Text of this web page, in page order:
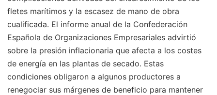
fletes marítimos y la escasez de mano de obra
cualificada. El informe anual de la Confederación
Española de Organizaciones Empresariales advirtió
sobre la presión inflacionaria que afecta a los costes
de energía en las plantas de secado. Estas
condiciones obligaron a algunos productores a
renegociar sus márgenes de beneficio para mantener